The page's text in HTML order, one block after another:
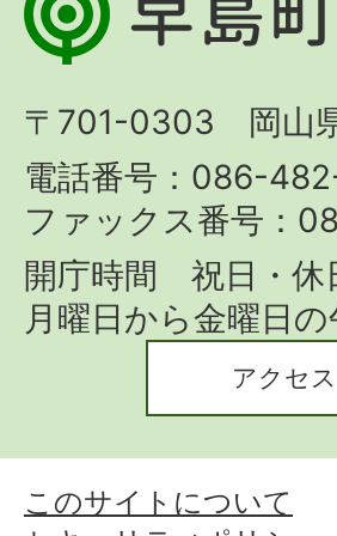
島
Hayashima
Town
〒701-0303 岡山
電話番号：086-
ファックス番号：
開庁時間 祝日・休
月曜日から金曜日
アクセス
このサイトについて